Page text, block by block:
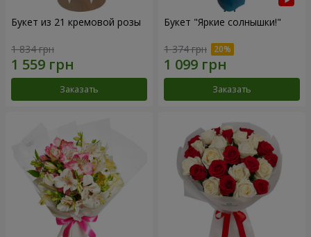
Букет из 21 кремовой розы
1 834 грн
Заказать
Букет "Яркие солнышки!"
1 374 грн
Заказать